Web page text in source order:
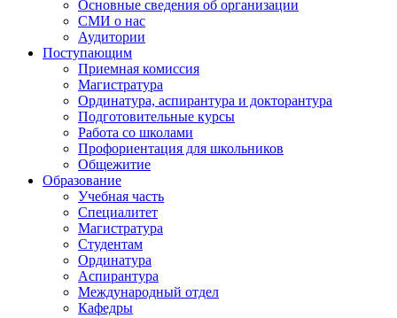
Основные сведения об организации
СМИ о нас
Аудитории
Поступающим
Приемная комиссия
Магистратура
Ординатура, аспирантура и докторантура
Подготовительные курсы
Работа со школами
Профориентация для школьников
Общежитие
Образование
Учебная часть
Специалитет
Магистратура
Студентам
Ординатура
Аспирантура
Международный отдел
Кафедры